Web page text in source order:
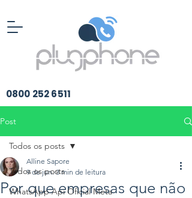
​0800 252 6511
Post
Todos os posts
WhatsApp Api Oficial Meta
Todos os posts
Por que empresas que não
Alline Sapore
9 de jun. 3 min de leitura